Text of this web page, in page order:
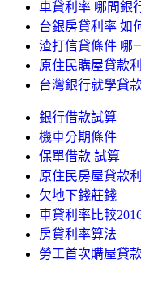
車貸利率 哪間銀
台銀房貸利率 如
渣打信貸條件 哪
原住民購屋貸款
台灣銀行就學貸
銀行借款試算
機車分期條件
保單借款 試算
原住民房屋貸款
欠地下錢莊錢
車貸利率比較
房貸利率算法
勞工首次購屋貸